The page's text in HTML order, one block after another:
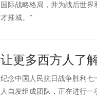
国际战略格局，并为战后世
才摧城。”
让更多西方人了
纪念中国人民抗日战争胜利
人自发组成团队，正在进行一